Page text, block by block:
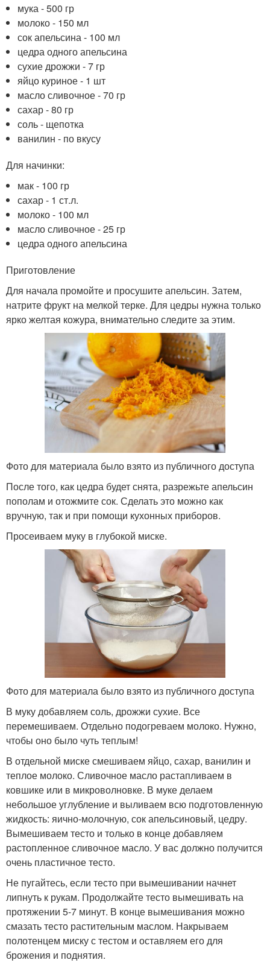
мука - 500 гр
молоко - 150 мл
сок апельсина - 100 мл
цедра одного апельсина
сухие дрожжи - 7 гр
яйцо куриное - 1 шт
масло сливочное - 70 гр
сахар - 80 гр
соль - щепотка
ванилин - по вкусу
Для начинки:
мак - 100 гр
сахар - 1 ст.л.
молоко - 100 мл
масло сливочное - 25 гр
цедра одного апельсина
Приготовление
Для начала промойте и просушите апельсин. Затем,
натрите фрукт на мелкой терке. Для цедры нужна только
ярко желтая кожура, внимательно следите за этим.
Фото для материала было взято из публичного доступа
После того, как цедра будет снята, разрежьте апельсин
пополам и отожмите сок. Сделать это можно как
вручную, так и при помощи кухонных приборов.
Просеиваем муку в глубокой миске.
Фото для материала было взято из публичного доступа
В муку добавляем соль, дрожжи сухие. Все
перемешиваем. Отдельно подогреваем молоко. Нужно,
чтобы оно было чуть теплым!
В отдельной миске смешиваем яйцо, сахар, ванилин и
теплое молоко. Сливочное масло растапливаем в
ковшике или в микроволновке. В муке делаем
небольшое углубление и выливаем всю подготовленную
жидкость: яично-молочную, сок апельсиновый, цедру.
Вымешиваем тесто и только в конце добавляем
растопленное сливочное масло. У вас должно получится
очень пластичное тесто.
Не пугайтесь, если тесто при вымешивании начнет
липнуть к рукам. Продолжайте тесто вымешивать на
протяжении 5-7 минут. В конце вымешивания можно
смазать тесто растительным маслом. Накрываем
полотенцем миску с тестом и оставляем его для
брожения и поднятия.